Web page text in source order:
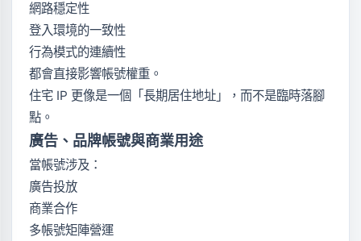
網路穩定性
登入環境的一致性
行為模式的連續性
都會直接影響帳號權重。
住宅 IP 更像是一個「長期居住地址」，而不是臨時落腳
點。
廣告、品牌帳號與商業用途
當帳號涉及：
廣告投放
商業合作
多帳號矩陣營運